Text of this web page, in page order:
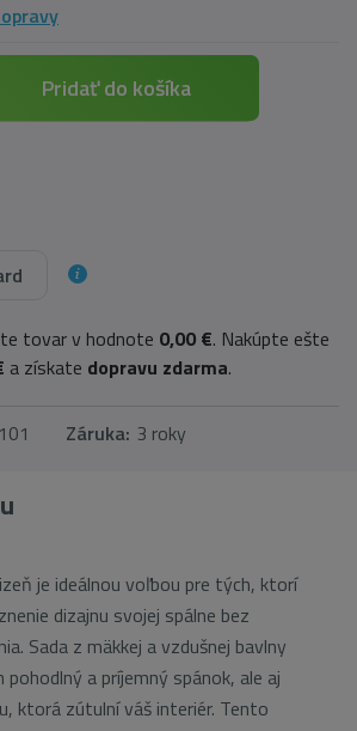
Pridať do košíka
tovar v hodnote 0,00 €. Nakúpte ešte
a získate dopravu zdarma.
Záruka: 3 roky
je ideálnou voľbou pre tých, ktorí
dizajnu svojej spálne bez
Sada z mäkkej a vzdušnej bavlny
a príjemný spánok, ale aj
ktorá zútulní váš interiér. Tento